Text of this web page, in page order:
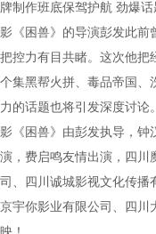
作班底保驾护航 劲爆话
困兽》的导演彭发此前曾
控力有目共睹。这次他把
黑帮火拼、毒品帝国、洗
的话题也将引发深度讨论
困兽》由彭发执导，钟汉
，费启鸣友情出演，四
、四川诚城影视文化传
宇你影业有限公司、四川